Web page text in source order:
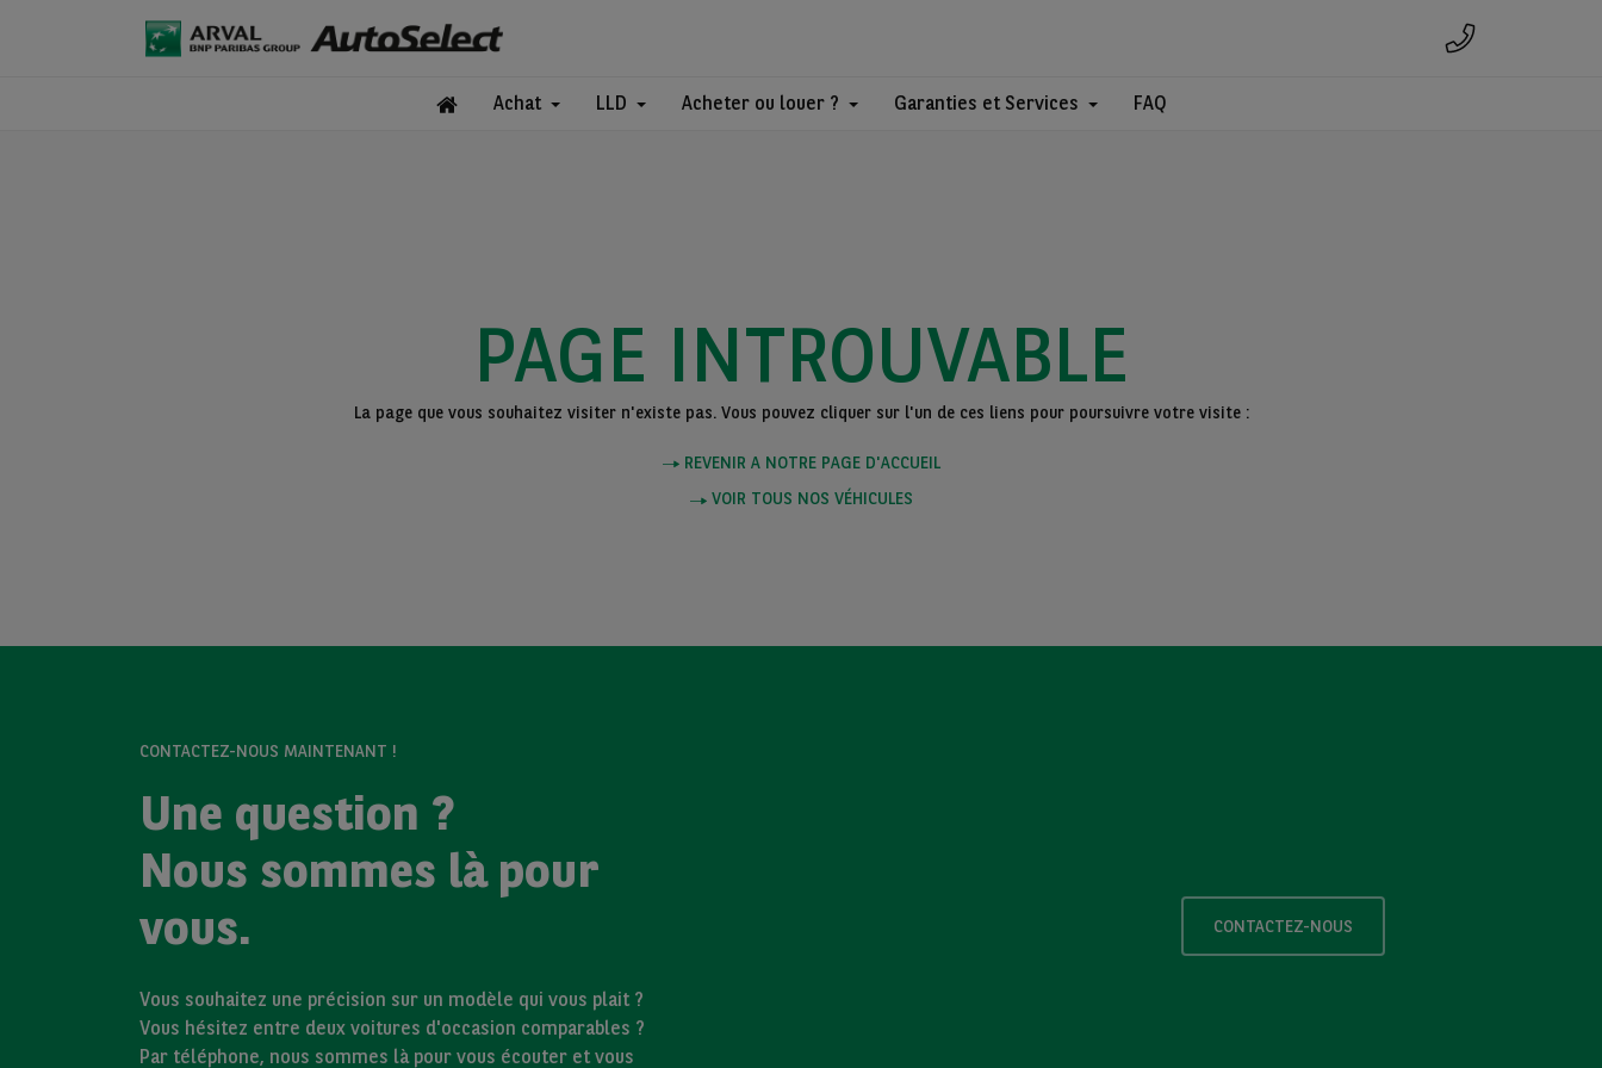
Achat LLD Acheter ou louer ? Garanties et Services FAQ
PAGE INTROUVABLE
La page que vous souhaitez visiter n'existe pas. Vous pouvez cliquer sur l'un de ces liens pour poursuivre votre visite :
REVENIR A NOTRE PAGE D'ACCUEIL
VOIR TOUS NOS VÉHICULES
CONTACTEZ-NOUS MAINTENANT !
Une question ?
Nous sommes là pour
vous.
Vous souhaitez une précision sur un modèle qui vous plait ?
Vous hésitez entre deux voitures d'occasion comparables ?
Par téléphone, nous sommes là pour vous écouter et vous
CONTACTEZ-NOUS